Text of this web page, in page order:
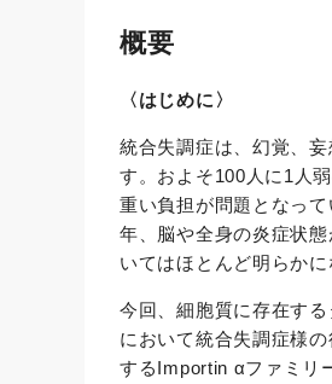
概要
〈はじめに〉
統合失調症は、幻覚、
す。およそ100人に1人
重い負担が問題となっ
年、脳や全身の炎症状
いてはほとんど明らかに
今回、細胞質に存在す
において統合失調症様
するImportin αファミリ